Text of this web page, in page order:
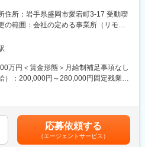
り、これまで人の手でアナログに行わ
動で管理、調整、計測、分包まで対応
、医療従事者の負担軽減に大きく貢献
得するか試行錯誤する面白さがありま
ている大型IoT製品や薬剤システムの運
ンジニア職となっております。未経験
えて、メーカー直雇用という貴重な
領域へキャリアチェンジされたい方歓
ークが6割、お客様先での業務が4割ほ
のITベンダーとの打ち合わせ等もある
職種の特徴の一つとなります。
住所：岩手県盛岡市愛宕町3-17 受動喫
の範囲：会社の定める事業所（リモー
万円＜賃金形態＞月給制補足事項なし
）：200,000円～280,000円固定残業手
ルを考慮し決定します。■昇給：年1
までも目安の金額であり、選考を通じ
す。月給(月額)は固定手当を含めた表記
応募依頼する
（エージェントサービス）